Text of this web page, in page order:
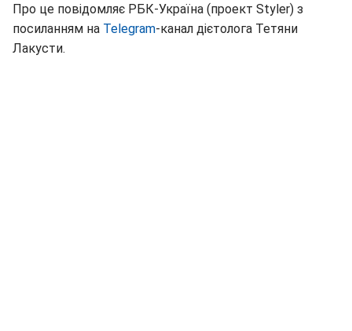
Про це повідомляє РБК-Україна (проект Styler) з
посиланням на Telegram-канал дієтолога Тетяни
Лакусти.